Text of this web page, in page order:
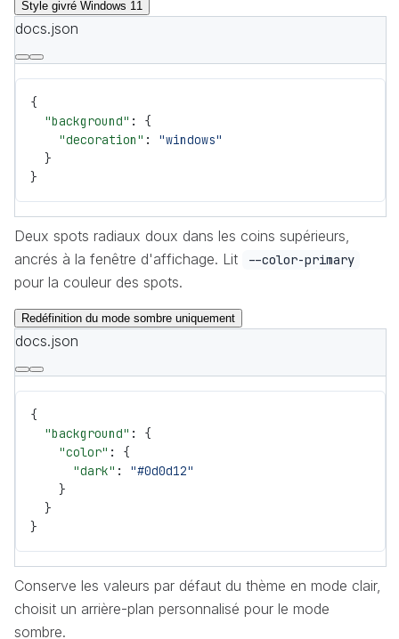
Style givré Windows 11
docs.json
{
  "background"
: {
    "decoration"
: "windows"
  }
}
Deux spots radiaux doux dans les coins supérieurs,
ancrés à la fenêtre d'affichage. Lit
--color-primary
pour la couleur des spots.
Redéfinition du mode sombre uniquement
docs.json
{
  "background"
: {
    "color"
: {
      "dark"
: "#0d0d12"
    }
  }
}
Conserve les valeurs par défaut du thème en mode clair,
choisit un arrière-plan personnalisé pour le mode
sombre.